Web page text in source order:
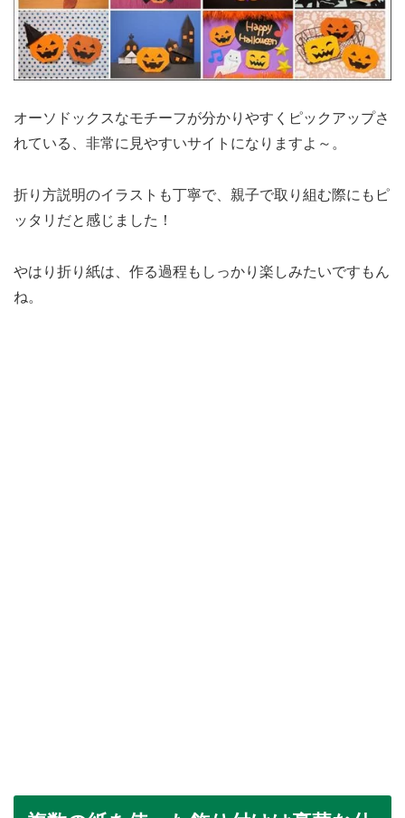
オーソドックスなモチーフが分かりやすくピックアップさ
れている、非常に見やすいサイトになりますよ～。
折り方説明のイラストも丁寧で、親子で取り組む際にもピ
ッタリだと感じました！
やはり折り紙は、作る過程もしっかり楽しみたいですもん
ね。